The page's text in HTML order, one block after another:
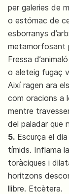
per galeries de
o estómac de
esborranys
metamorfosant
Fressa
o aleteig fugaç
Així ragen ara
com oracions a
mentre
del paladar que
5. Escurça el
tímids. Inflama
toràciques i
horitzons
llibre. Etcètera.